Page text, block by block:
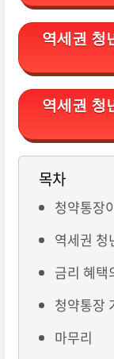
역세권 청
역세권 청
목차
청약통장
역세권 청
금리 혜택
청약통장
마무리